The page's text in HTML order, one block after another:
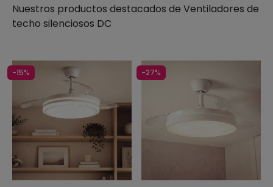
Nuestros productos destacados de Ventiladores de
techo silenciosos DC
-15% -27%